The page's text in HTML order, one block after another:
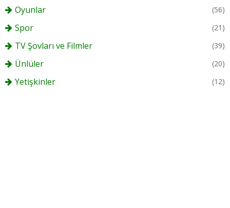
Oyunlar (56)
Spor (21)
TV Şovları ve Filmler (39)
Ünlüler (20)
Yetişkinler (12)